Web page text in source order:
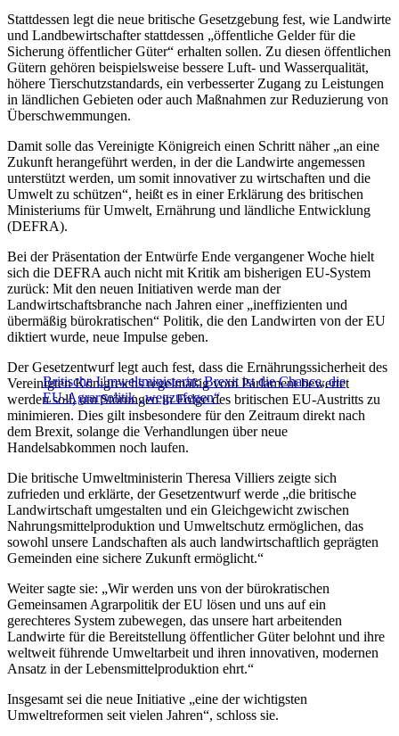
Stattdessen legt die neue britische Gesetzgebung fest, wie Landwirte
und Landbewirtschafter stattdessen „öffentliche Gelder für die
Sicherung öffentlicher Güter“ erhalten sollen. Zu diesen öffentlichen
Gütern gehören beispielsweise bessere Luft- und Wasserqualität,
höhere Tierschutzstandards, ein verbesserter Zugang zu Leistungen
in ländlichen Gebieten oder auch Maßnahmen zur Reduzierung von
Überschwemmungen.
Damit solle das Vereinigte Königreich einen Schritt näher „an eine
Zukunft herangeführt werden, in der die Landwirte angemessen
unterstützt werden, um somit innovativer zu wirtschaften und die
Umwelt zu schützen“, heißt es in einer Erklärung des britischen
Ministeriums für Umwelt, Ernährung und ländliche Entwicklung
(DEFRA).
Bei der Präsentation der Entwürfe Ende vergangener Woche hielt
sich die DEFRA auch nicht mit Kritik am bisherigen EU-System
zurück: Mit den neuen Initiativen werde man der
Landwirtschaftsbranche nach Jahren einer „ineffizienten und
übermäßig bürokratischen“ Politik, die den Landwirten von der EU
diktiert wurde, neue Impulse geben.
Britische Umweltministerin: Brexit ist die Chance, die
EU-Agrarpolitik „wegzufegen“
Der Gesetzentwurf legt auch fest, dass die Ernährungssicherheit des
Vereinigten Königreichs regelmäßig vom Parlament bewertet
werden soll, um Störungen in Folge des britischen EU-Austritts zu
minimieren. Dies gilt insbesondere für den Zeitraum direkt nach
dem Brexit, solange die Verhandlungen über neue
Handelsabkommen noch laufen.
Die britische Umweltministerin Theresa Villiers zeigte sich
zufrieden und erklärte, der Gesetzentwurf werde „die britische
Landwirtschaft umgestalten und ein Gleichgewicht zwischen
Nahrungsmittelproduktion und Umweltschutz ermöglichen, das
sowohl unsere Landschaften als auch landwirtschaftlich geprägten
Gemeinden eine sichere Zukunft ermöglicht.“
Weiter sagte sie: „Wir werden uns von der bürokratischen
Gemeinsamen Agrarpolitik der EU lösen und uns auf ein
gerechteres System zubewegen, das unsere hart arbeitenden
Landwirte für die Bereitstellung öffentlicher Güter belohnt und ihre
weltweit führende Umweltarbeit und ihren innovativen, modernen
Ansatz in der Lebensmittelproduktion ehrt.“
Insgesamt sei die neue Initiative „eine der wichtigsten
Umweltreformen seit vielen Jahren“, schloss sie.